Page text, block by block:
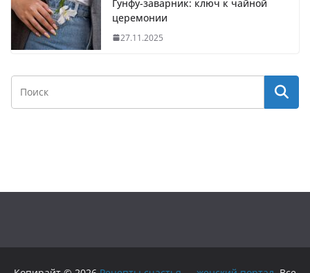
Гунфу-заварник: ключ к чайной
церемонии
27.11.2025